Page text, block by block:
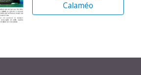
Calaméo